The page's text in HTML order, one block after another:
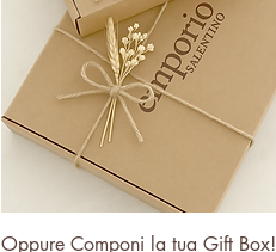
Vista rapida
Oppure Componi la tua Gift Box!